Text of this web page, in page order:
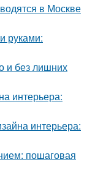
в Москве
руками:
и без лишних
интерьера:
интерьера:
пошаговая